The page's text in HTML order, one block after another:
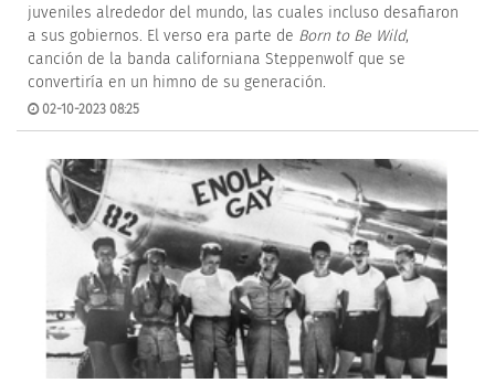
juveniles alrededor del mundo, las cuales incluso desafiaron
a sus gobiernos. El verso era parte de Born to Be Wild,
canción de la banda californiana Steppenwolf que se
convertiría en un himno de su generación.
02-10-2023 08:25